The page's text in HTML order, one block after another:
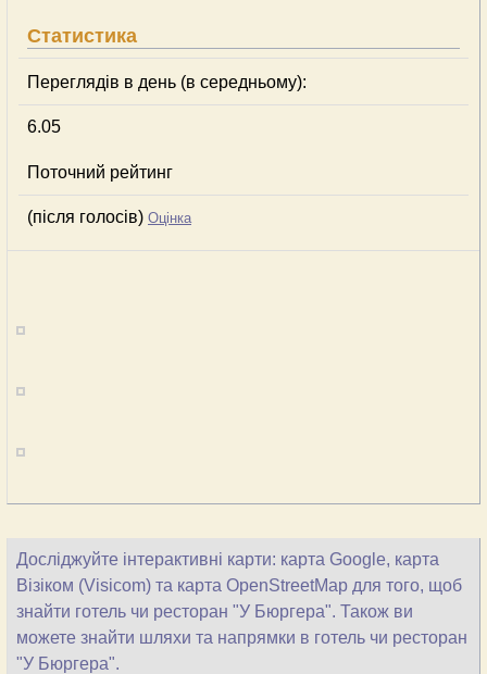
Статистика
Переглядів в день (в середньому):
6.05
Поточний рейтинг
(після голосів) Оцінка
Досліджуйте інтерактивні карти: карта Google, карта
Візіком (Visicom) та карта OpenStreetMap для того, щоб
знайти готель чи ресторан "У Бюргера". Також ви
можете знайти шляхи та напрямки в готель чи ресторан
"У Бюргера".